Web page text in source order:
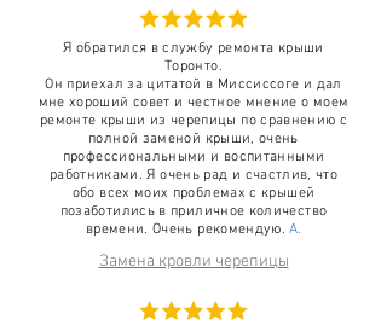
Я обратился в службу ремонта крыши
Торонто.
Он приехал за цитатой в Миссиссоге и дал
мне хороший совет и честное мнение о моем
ремонте крыши из черепицы по сравнению с
полной заменой крыши, очень
профессиональными и воспитанными
работниками. Я очень рад и счастлив, что
обо всех моих проблемах с крышей
позаботились в приличное количество
времени. Очень рекомендую. А.
Замена кровли черепицы